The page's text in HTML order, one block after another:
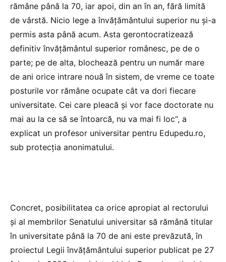
rămâne până la 70, iar apoi, din an în an, fără limită
de vârstă. Nicio lege a învățământului superior nu și-a
permis asta până acum. Asta gerontocratizează
definitiv învățământul superior românesc, pe de o
parte; pe de alta, blochează pentru un număr mare
de ani orice intrare nouă în sistem, de vreme ce toate
posturile vor rămâne ocupate cât va dori fiecare
universitate. Cei care pleacă și vor face doctorate nu
mai au la ce să se întoarcă, nu va mai fi loc“, a
explicat un profesor universitar pentru Edupedu.ro,
sub protecția anonimatului.
Concret, posibilitatea ca orice apropiat al rectorului
și al membrilor Senatului universitar să rămână titular
în universitate până la 70 de ani este prevăzută, în
proiectul Legii învățământului superior publicat pe 27